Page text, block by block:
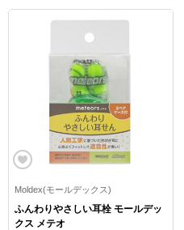
Moldex(モールデックス)
ふんわりやさしい耳栓 モールデッ
クス メテオ